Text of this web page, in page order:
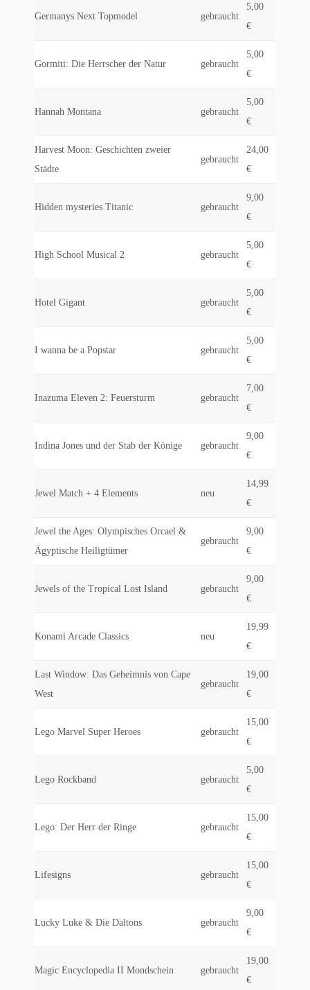
Germanys Next Topmodel gebraucht
5,00
€
Gormiti: Die Herrscher der Natur gebraucht
5,00
€
Hannah Montana gebraucht
5,00
€
Harvest Moon: Geschichten zweier
Städte
gebraucht
24,00
€
Hidden mysteries Titanic gebraucht
9,00
€
High School Musical 2 gebraucht
5,00
€
Hotel Gigant gebraucht
5,00
€
I wanna be a Popstar gebraucht
5,00
€
Inazuma Eleven 2: Feuersturm gebraucht
7,00
€
Indina Jones und der Stab der Könige gebraucht
9,00
€
Jewel Match + 4 Elements neu
14,99
€
Jewel the Ages: Olympisches Orcael &
Ägyptische Heiligtümer
gebraucht
9,00
€
Jewels of the Tropical Lost Island gebraucht
9,00
€
Konami Arcade Classics neu
19,99
€
Last Window: Das Geheimnis von Cape
West
gebraucht
19,00
€
Lego Marvel Super Heroes gebraucht
15,00
€
Lego Rockband gebraucht
5,00
€
Lego: Der Herr der Ringe gebraucht
15,00
€
Lifesigns gebraucht
15,00
€
Lucky Luke & Die Daltons gebraucht
9,00
€
Magic Encyclopedia II Mondschein gebraucht
19,00
€